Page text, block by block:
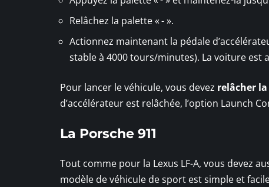
Relâchez la palette « - ».
Actionnez maintenant la pédale
stable à 4000 tours/minutes). La voiture est
Pour lancer le véhicule, vous devez relâcher
d’accélérateur est relâchée, l’option Launch
La Porsche 911
Tout comme pour la Lexus LF-A, vous devez
modèle de véhicule de sport est simple et